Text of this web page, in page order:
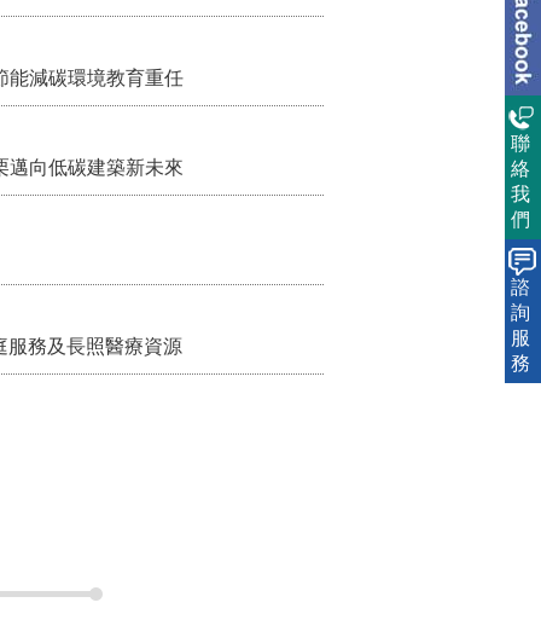
減碳環境教育重任
向低碳建築新未來
服務及長照醫療資源
聯
絡
我
們
諮
詢
服
務